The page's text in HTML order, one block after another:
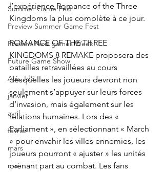
Summer Game Fest
Preview Summer Game Fest
Preview Paris games Week
Future Game Show
Avis JdS
janvier
avril
fevrier
mars
mai
l’expérience Romance of the Three
Kingdoms la plus complète à ce jour.
ROMANCE OF THE THREE
KINGDOMS 8 REMAKE proposera des
batailles retravaillées au cours
desquelles les joueurs devront non
seulement s’appuyer sur leurs forces
d’invasion, mais également sur les
relations humaines. Lors des «
Parliament », en sélectionnant « March
» pour envahir les villes ennemies, les
joueurs pourront « ajuster » les unités
prenant part au combat. Les fans